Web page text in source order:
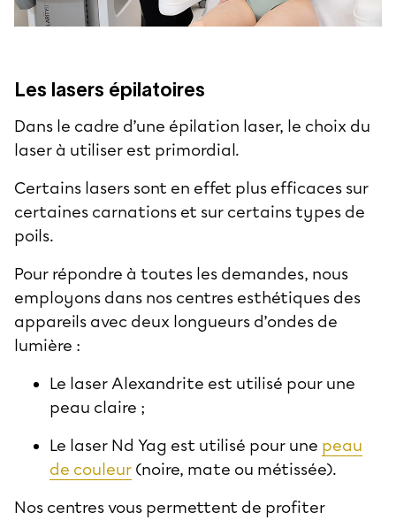
Les lasers épilatoires
Dans le cadre d’une épilation laser, le choix du
laser à utiliser est primordial.
Certains lasers sont en effet plus efficaces sur
certaines carnations et sur certains types de
poils.
Pour répondre à toutes les demandes, nous
employons dans nos centres esthétiques des
appareils avec deux longueurs d’ondes de
lumière :
Le laser Alexandrite est utilisé pour une
peau claire ;
Le laser Nd Yag est utilisé pour une peau
de couleur (noire, mate ou métissée).
Nos centres vous permettent de profiter